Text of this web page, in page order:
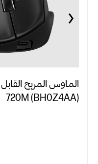
720M (BH0Z4AA)